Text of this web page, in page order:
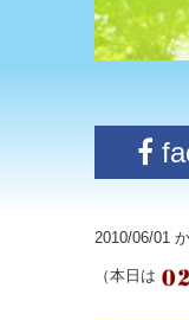
2010/06/01
（本日は